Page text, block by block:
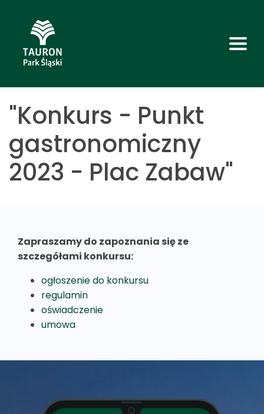
"Konkurs - Punkt
gastronomiczny
2023 - Plac Zabaw"
Zapraszamy do zapoznania się ze
szczegółami konkursu:
ogłoszenie do konkursu
regulamin
oświadczenie
umowa